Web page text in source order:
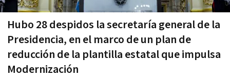
Hubo 28 despidos la secretaría general de la
Presidencia, en el marco de un plan de
reducción de la plantilla estatal que impulsa
Modernización